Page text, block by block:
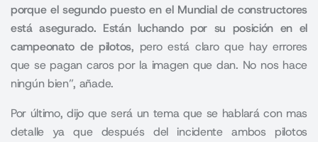
porque el segundo puesto en el Mundial de constructores
está asegurado. Están luchando por su posición en el
campeonato de pilotos, pero está claro que hay errores
que se pagan caros por la imagen que dan. No nos hace
ningún bien”, añade.
Por último, dijo que será un tema que se hablará con mas
detalle ya que después del incidente ambos pilotos